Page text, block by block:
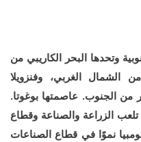
وتحدها البحر الكاريبي من
الغربي، وفنزويلا
من الجنوب. عاصمتها بوغوتا.
الزراعة والصناعة وقطاع
نموًا في قطاع الصناعات